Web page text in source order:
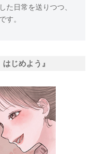
た日常を送りつつ、
す。
じめよう』